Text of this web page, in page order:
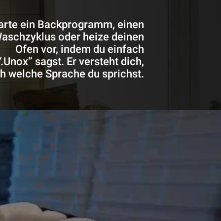
ein Backprogramm, einen
oder heize deinen
Ofen vor, indem du einfach
sagst. Er versteht dich,
welche Sprache du sprichst.